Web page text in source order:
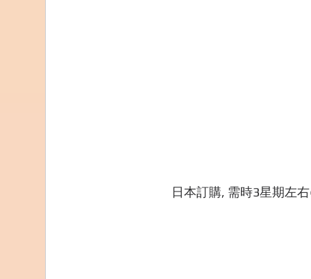
日本訂購, 需時3星期左